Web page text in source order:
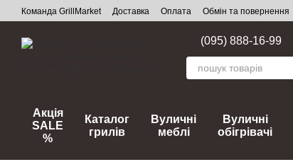
Перейти до основного контенту
Команда GrillMarket Доставка Оплата Обмін та повернення
(095) 888-16-99
Акція
SALE
%
Каталог
грилів
Вуличні
меблі
Вуличні
обігрівачі